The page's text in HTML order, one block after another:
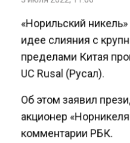
«Норильский
идее слияния с
пределами Китая
UC Rusal (Русал).
Об этом заявил
акционер
комментарии РБК.